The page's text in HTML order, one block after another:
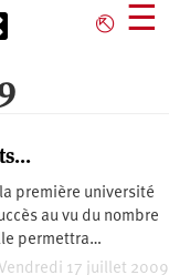
⎋ ☰
première université
au vu du nombre
permettra…
Vendredi 17 juillet 2009